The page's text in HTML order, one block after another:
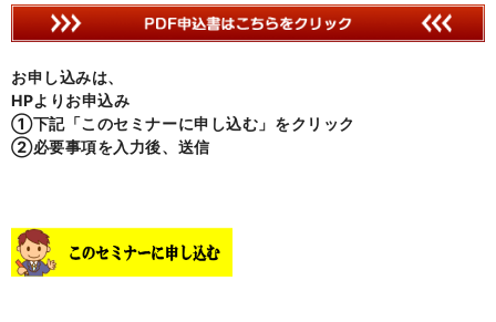
お申し込みは、
HPよりお申込み
①下記「このセミナーに申し込む」をクリック
②必要事項を入力後、送信